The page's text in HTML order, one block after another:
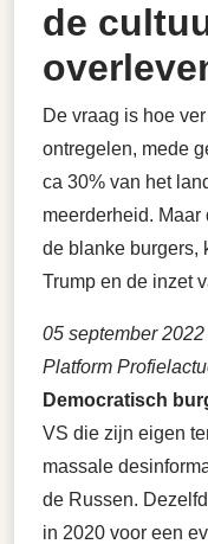
de
De vraag is hoe
ontregelen, mede
ca 30% van het
meerderheid.
de blanke burgers,
Trump en de inzet
05 september 2022
Platform
Democratisch
VS die zijn eigen
massale
de Russen.
in 2020 voor een